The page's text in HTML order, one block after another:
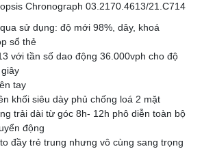
Chronograph 03.2170.4613/21.C714
sử dụng: độ mới 98%, dây, khoá
sổ thẻ
với tần số dao động 36.000vph cho độ
tay
khối siêu dày phủ chống loá 2 mặt
trải dài từ góc 8h- 12h phô diễn toàn bộ
động
đầy trẻ trung nhưng vô cùng sang trọng